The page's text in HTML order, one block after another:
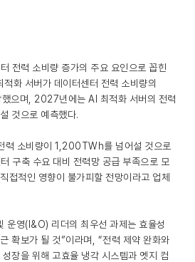
전력 소비량 증가의 주요 요인으로 꼽힌
화 서버가 데이터센터 전력 소비량의
으며, 2027년에는 AI 최적화 서버의 전력
것으로 예측했다.
력 소비량이 1,200TWh를 넘어설 것으로
구축 수요 대비 전력망 공급 부족으로 모
접적인 영향이 불가피할 전망이라고 업체
운영(I&O) 리더의 최우선 과제는 효율성
확보가 될 것”이라며, “전력 제약 완화와
장을 위해 고효율 냉각 시스템과 엣지 컴